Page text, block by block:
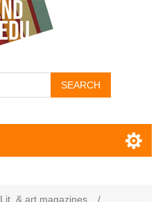
Lit. & art magazines
/